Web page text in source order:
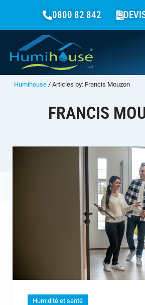
0800 82 842
Humihouse / Articles by: Francis Mouzon
FRANCIS
Humidité et santé